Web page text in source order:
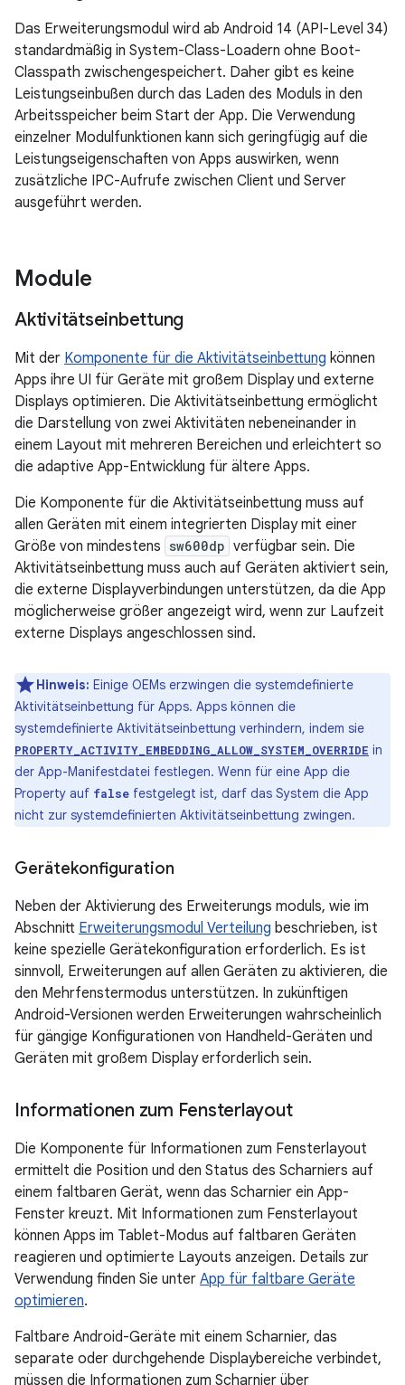
Das Erweiterungsmodul wird ab Android 14 (API-Level 34)
standardmäßig in System-Class-Loadern ohne Boot-
Classpath zwischengespeichert. Daher gibt es keine
Leistungseinbußen durch das Laden des Moduls in den
Arbeitsspeicher beim Start der App. Die Verwendung
einzelner Modulfunktionen kann sich geringfügig auf die
Leistungseigenschaften von Apps auswirken, wenn
zusätzliche IPC-Aufrufe zwischen Client und Server
ausgeführt werden.
Module
Aktivitätseinbettung
Mit der Komponente für die Aktivitätseinbettung können
Apps ihre UI für Geräte mit großem Display und externe
Displays optimieren. Die Aktivitätseinbettung ermöglicht
die Darstellung von zwei Aktivitäten nebeneinander in
einem Layout mit mehreren Bereichen und erleichtert so
die adaptive App-Entwicklung für ältere Apps.
Die Komponente für die Aktivitätseinbettung muss auf
allen Geräten mit einem integrierten Display mit einer
Größe von mindestens sw600dp verfügbar sein. Die
Aktivitätseinbettung muss auch auf Geräten aktiviert sein,
die externe Displayverbindungen unterstützen, da die App
möglicherweise größer angezeigt wird, wenn zur Laufzeit
externe Displays angeschlossen sind.
Hinweis: Einige OEMs erzwingen die systemdefinierte
Aktivitätseinbettung für Apps. Apps können die
systemdefinierte Aktivitätseinbettung verhindern, indem sie
PROPERTY_ACTIVITY_EMBEDDING_ALLOW_SYSTEM_OVERRIDE in
der App-Manifestdatei festlegen. Wenn für eine App die
Property auf false festgelegt ist, darf das System die App
nicht zur systemdefinierten Aktivitätseinbettung zwingen.
Gerätekonfiguration
Neben der Aktivierung des Erweiterungs moduls, wie im
Abschnitt Erweiterungsmodul Verteilung beschrieben, ist
keine spezielle Gerätekonfiguration erforderlich. Es ist
sinnvoll, Erweiterungen auf allen Geräten zu aktivieren, die
den Mehrfenstermodus unterstützen. In zukünftigen
Android-Versionen werden Erweiterungen wahrscheinlich
für gängige Konfigurationen von Handheld-Geräten und
Geräten mit großem Display erforderlich sein.
Informationen zum Fensterlayout
Die Komponente für Informationen zum Fensterlayout
ermittelt die Position und den Status des Scharniers auf
einem faltbaren Gerät, wenn das Scharnier ein App-
Fenster kreuzt. Mit Informationen zum Fensterlayout
können Apps im Tablet-Modus auf faltbaren Geräten
reagieren und optimierte Layouts anzeigen. Details zur
Verwendung finden Sie unter App für faltbare Geräte
optimieren.
Faltbare Android-Geräte mit einem Scharnier, das
separate oder durchgehende Displaybereiche verbindet,
müssen die Informationen zum Scharnier über